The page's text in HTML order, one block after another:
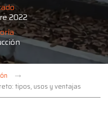
2022
tipos, usos y ventajas